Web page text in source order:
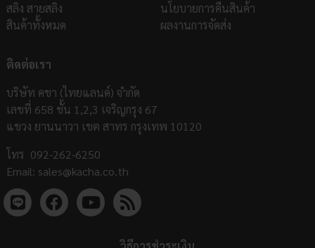
สลิง สายสลิง
สินค้าทั้งหมด
นโยบายการคืนสินค้า
ผลงานการจัดส่ง
ติดต่อเรา
บริษัท คชา (ไทยแลนด์) จำกัด
เลขที่ 658 ชั้น 1,2,3 เจริญกรุง 67
แขวง ยานนาวา เขต สาทร กรุงเทพ 10120
โทร 092-262-6250
Email: sales@kacha.co.th